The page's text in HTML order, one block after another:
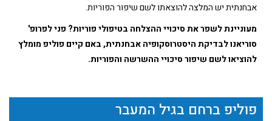
אבחנתית יש המלצה להוצאתו לשם שיפור הפוריות.
מעוניינת לשפר את סיכויי ההצלחה בטיפולי פוריות? פני לפרופ'
סוריאנו לבדיקת היסטרוסקופיה אבחנתית, באם קיים פוליפ מומלץ
להוציאו לשם שיפור סיכויי ההשרשה והפוריות.
פוליפ ברחם בגיל המעבר